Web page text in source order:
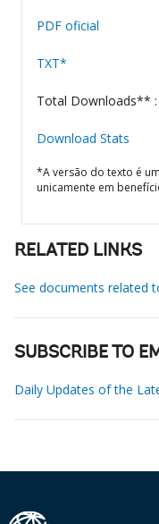
PDF oficial
TXT*
Total Downloads** :
Download Stats
*A versão do texto é
unicamente em
RELATED LINKS
See documents related
SUBSCRIBE TO
Daily Updates of the